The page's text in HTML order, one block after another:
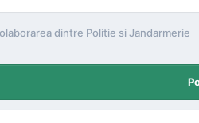
dintre Politie si Jandarmerie